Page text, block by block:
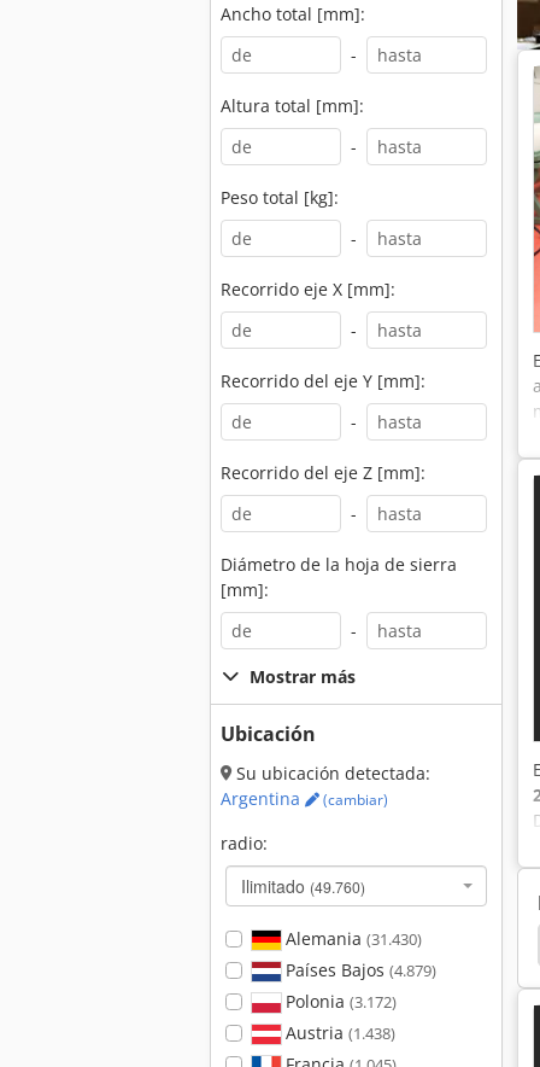
Ancho total [mm]:
-
Altura total [mm]:
-
Peso total [kg]:
-
Recorrido eje X [mm]:
-
Recorrido del eje Y [mm]:
-
Recorrido del eje Z [mm]:
-
Diámetro de la hoja de sierra
[mm]:
-
Mostrar más
Ubicación
Su ubicación detectada:
Argentina
(cambiar)
radio:
Ilimitado (49.760)
Alemania (31.430)
Países Bajos (4.879)
Polonia (3.172)
Austria (1.438)
Amoladora Holzkraft Kso 1500